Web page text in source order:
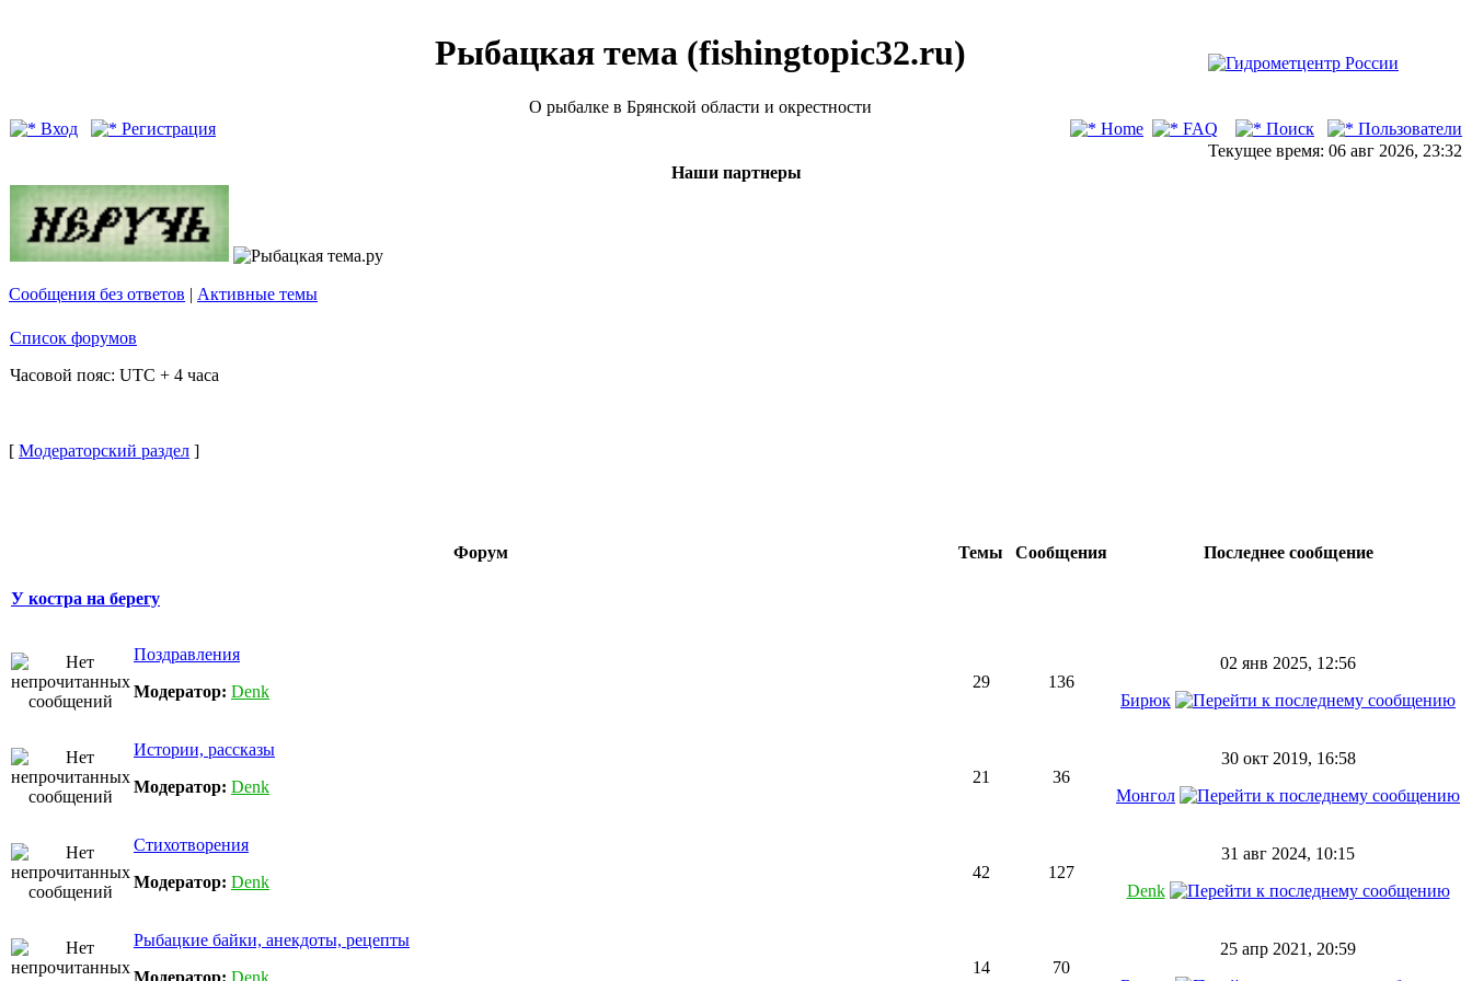
Рыбацкая тема (fishingtopic32.ru)
О рыбалке в Брянской области и окрестности
Вход
Регистрация Home FAQ Поиск
Пользователи
Текущее время: 06 авг 2026, 23:32
Наши партнеры
Сообщения без ответов | Активные темы
Список форумов
Часовой пояс: UTC + 4 часа
[ Модераторский раздел ]
Форум Темы Сообщения Последнее сообщение
У костра на берегу
Поздравления
Модератор: Denk
29 136
02 янв 2025, 12:56
Бирюк
Истории, рассказы
Модератор: Denk
21 36
30 окт 2019, 16:58
Монгол
Стихотворения
Модератор: Denk
42 127
31 авг 2024, 10:15
Denk
Рыбацкие байки, анекдоты, рецепты
Модератор: Denk
14 70
25 апр 2021, 20:59